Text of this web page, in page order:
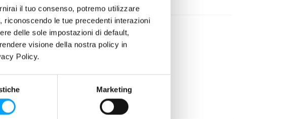
il tuo consenso, potremo utilizzare
le tue precedenti interazioni
delle sole impostazioni di default,
visione della nostra policy in
Policy.
Marketing
fino a –8 °C
fino a –20 °C